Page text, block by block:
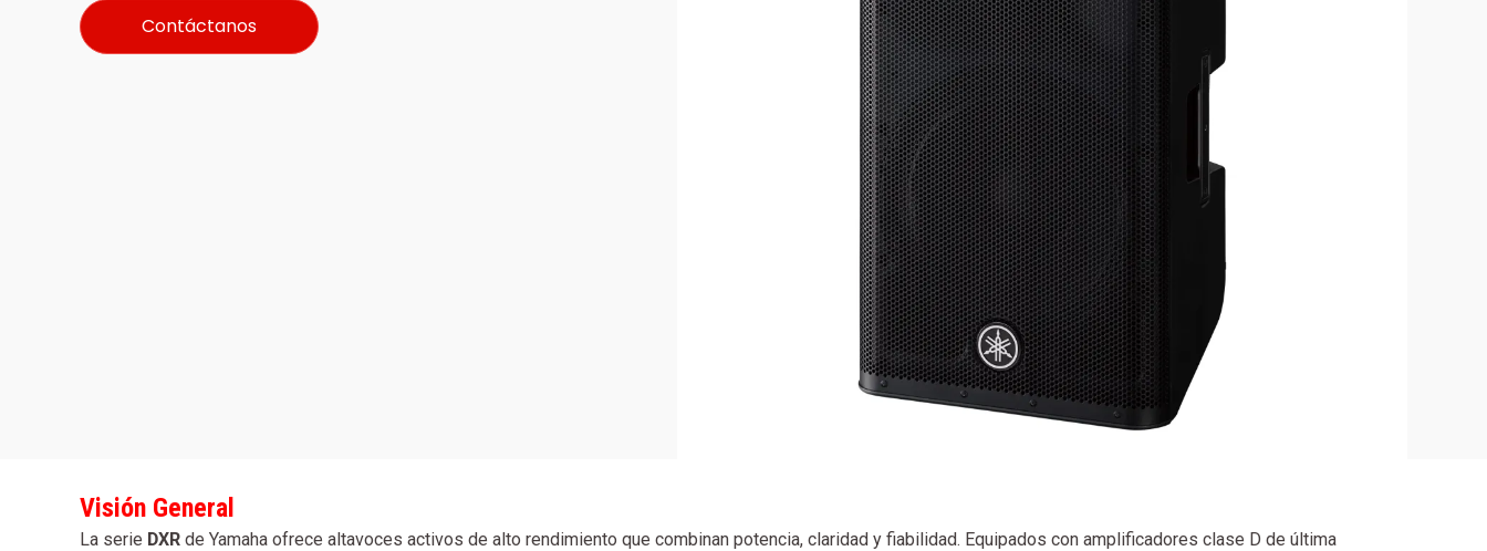
Contáctanos
Visión General
La serie DXR de Yamaha ofrece altavoces activos de alto rendimiento que combinan potencia, claridad y fiabilidad. Equipados con amplificadores clase D de última